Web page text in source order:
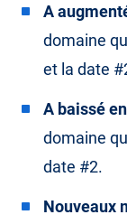
A
domaine
et la date
A baissé
domaine
date #2.
Nouveaux